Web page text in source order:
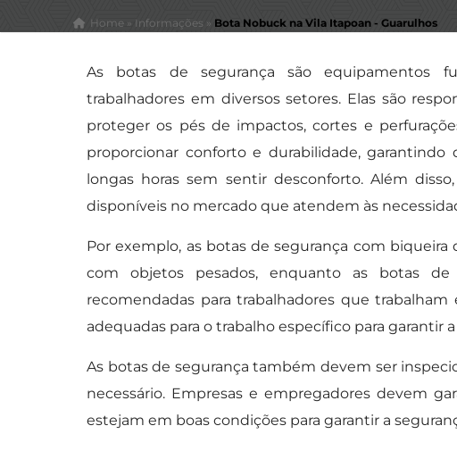
Home » Informações » Bota Nobuck na Vila Itapoan - Guarulhos
As botas de segurança são equipamentos
trabalhadores em diversos setores. Elas são
proteger os pés de impactos, cortes e
proporcionar conforto e durabilidade, garantindo
longas horas sem sentir desconforto. Além
disponíveis no mercado que atendem às
Por exemplo, as botas de segurança com
com objetos pesados, enquanto as botas de
recomendadas para trabalhadores que
adequadas para o trabalho específico para garantir
As botas de segurança também devem ser
necessário. Empresas e empregadores devem
estejam em boas condições para garantir a